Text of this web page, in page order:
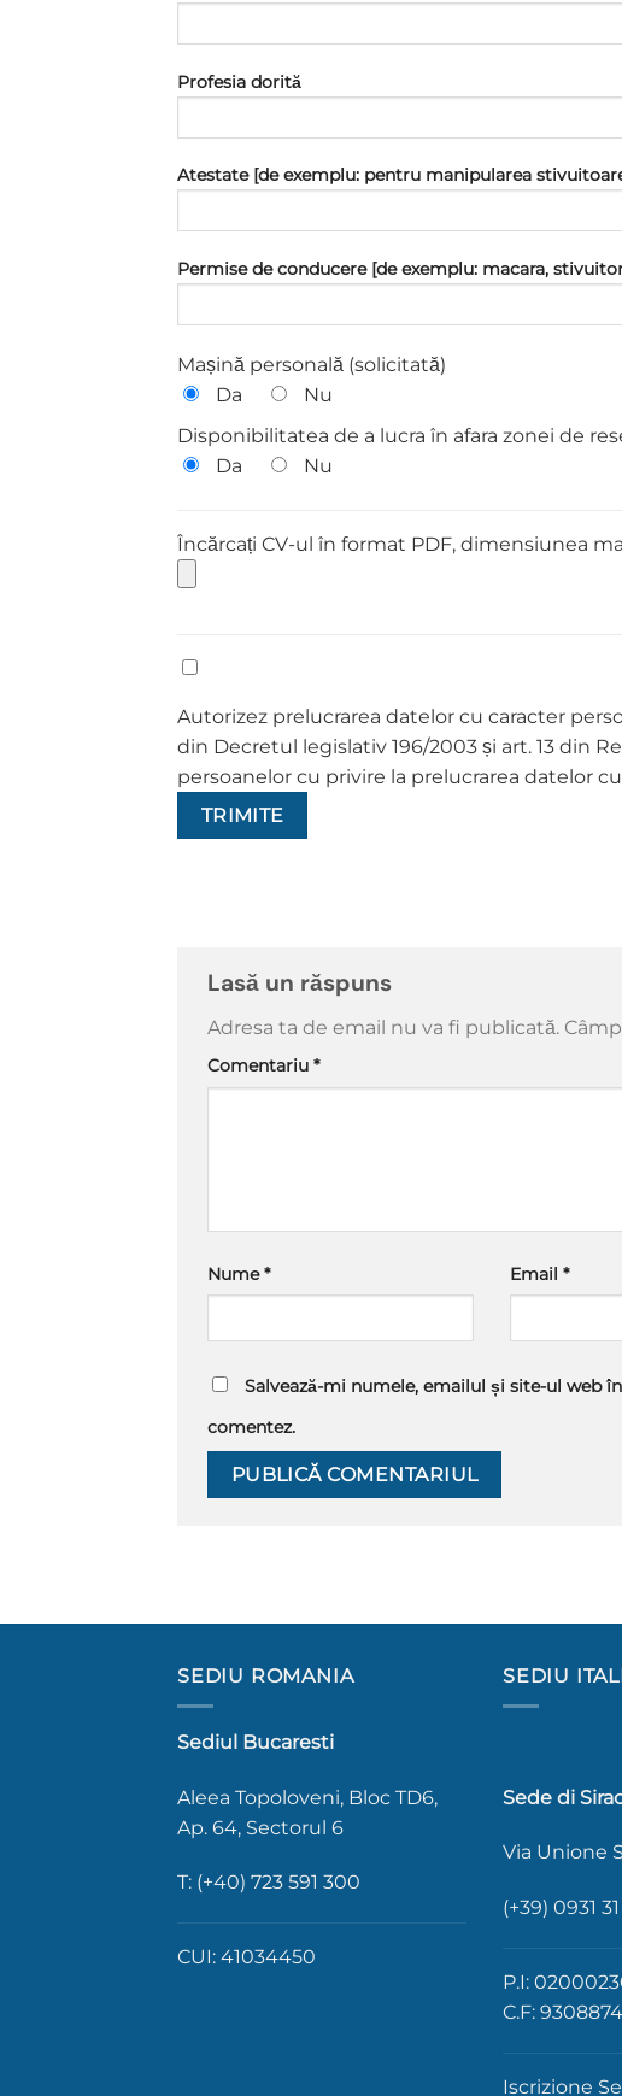
Profesia dorită
Atestate [de exemplu: pentru manipularea
Permise de conducere [de exemplu: macara,
Mașină personală (solicitată)
Da
Nu
Disponibilitatea de a lucra în afara zonei de
Da
Nu
Încărcați CV-ul în format PDF, dimensiunea
Autorizez prelucrarea datelor cu caracter
din Decretul legislativ 196/2003 și art. 13 din
persoanelor cu privire la prelucrarea datelor
Lasă un răspuns
Adresa ta de email nu va fi publicată.
Comentariu *
Nume* Email *
Salvează-mi numele, emailul și site-ul web
comentez.
SEDIU ROMANIA
Sediul Bucaresti
Aleea Topoloveni, Bloc TD6,
Ap. 64, Sectorul 6
T: (+40) 723 591 300
CUI: 41034450
SEDIU
Sede di
Via Unione
(+39) 0931
P.I:
C.F:
Iscrizione